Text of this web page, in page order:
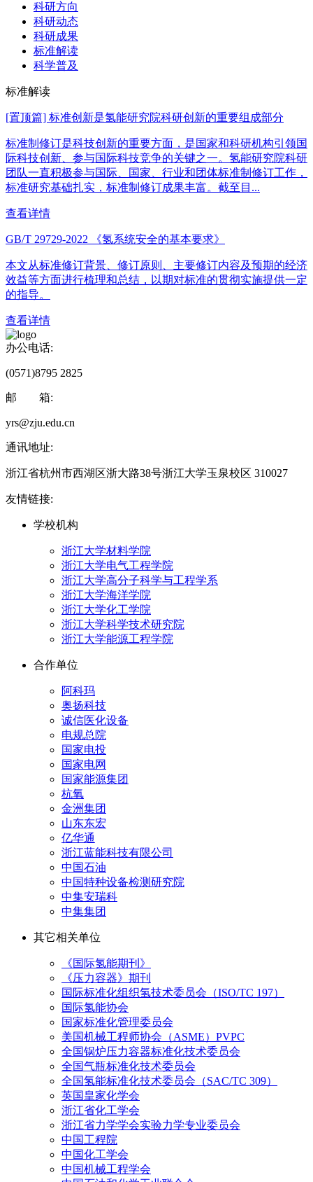
科研方向
科研动态
科研成果
标准解读
科学普及
标准解读
[置顶篇] 标准创新是氢能研究院科研创新的重要组成部分
标准制修订是科技创新的重要方面，是国家和科研机构引领国
际科技创新、参与国际科技竞争的关键之一。氢能研究院科研
团队一直积极参与国际、国家、行业和团体标准制修订工作，
标准研究基础扎实，标准制修订成果丰富。截至目...
查看详情
GB/T 29729-2022 《氢系统安全的基本要求》
本文从标准修订背景、修订原则、主要修订内容及预期的经济
效益等方面进行梳理和总结，以期对标准的贯彻实施提供一定
的指导。
查看详情
办公电话:
(0571)8795 2825
邮 箱:
yrs@zju.edu.cn
通讯地址:
浙江省杭州市西湖区浙大路38号浙江大学玉泉校区 310027
友情链接:
学校机构
浙江大学材料学院
浙江大学电气工程学院
浙江大学高分子科学与工程学系
浙江大学海洋学院
浙江大学化工学院
浙江大学科学技术研究院
浙江大学能源工程学院
合作单位
阿科玛
奥扬科技
诚信医化设备
电规总院
国家电投
国家电网
国家能源集团
杭氧
金洲集团
山东东宏
亿华通
浙江蓝能科技有限公司
中国石油
中国特种设备检测研究院
中集安瑞科
中集集团
其它相关单位
《国际氢能期刊》
《压力容器》期刊
国际标准化组织氢技术委员会（ISO/TC 197）
国际氢能协会
国家标准化管理委员会
美国机械工程师协会（ASME）PVPC
全国锅炉压力容器标准化技术委员会
全国气瓶标准化技术委员会
全国氢能标准化技术委员会（SAC/TC 309）
英国皇家化学会
浙江省化工学会
浙江省力学学会实验力学专业委员会
中国工程院
中国化工学会
中国机械工程学会